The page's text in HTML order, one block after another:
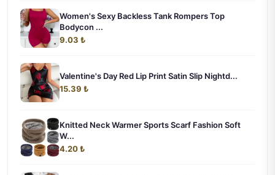
Women's Sexy Backless Tank Rompers Top
Bodycon ...
9.03 ₺
Valentine's Day Red Lip Print Satin Slip Nightd...
15.39 ₺
Knitted Neck Warmer Sports Scarf Fashion Soft
W...
4.20 ₺